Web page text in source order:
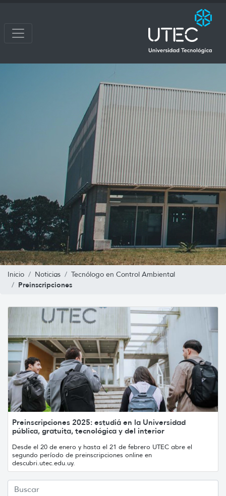
Inicio Noticias Tecnólogo en Control Ambiental
Preinscripciones
Preinscripciones 2025: estudiá en la Universidad
pública, gratuita, tecnológica y del interior
Desde el 20 de enero y hasta el 21 de febrero UTEC abre el
segundo período de preinscripciones online en
descubri.utec.edu.uy.